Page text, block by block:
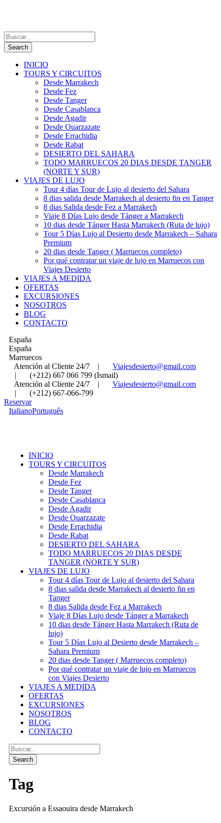
INICIO
TOURS Y CIRCUITOS
Desde Marrakech
Desde Fez
Desde Tanger
Desde Casablanca
Desde Agadir
Desde Ouarzazate
Desde Errachidia
Desde Rabat
DESIERTO DEL SAHARA
TODO MARRUECOS 20 DIAS DESDE TANGER
(NORTE Y SUR)
VIAJES DE LUJO
Tour 4 días Tour de Lujo al desierto del Sahara
8 dias salida desde Marrakech al desierto fin en Tanger
8 dias Salida desde Fez a Marrakech
Viaje 8 Días Lujo desde Tánger a Marrakech
10 dias desde Tánger Hasta Marrakech (Ruta de lujo)
Tour 5 Días Lujo al Desierto desde Marrakech – Sahara
Premium
20 dias desde Tanger ( Marruecos completo)
Por qué contratar un viaje de lujo en Marruecos con
Viajes Desierto
VIAJES A MEDIDA
OFERTAS
EXCURSIONES
NOSOTROS
BLOG
CONTACTO
España
España
Marruecos
Atención al Cliente 24/7
|
Viajesdesierto@gmail.com
|
(+212) 667 066 799 (Ismail)
Atención al Cliente 24/7
|
Viajesdesierto@gmail.com
|
(+212) 667-066-799
Reservar
ItalianoPortuguês
INICIO
TOURS Y CIRCUITOS
Desde Marrakech
Desde Fez
Desde Tanger
Desde Casablanca
Desde Agadir
Desde Ouarzazate
Desde Errachidia
Desde Rabat
DESIERTO DEL SAHARA
TODO MARRUECOS 20 DIAS DESDE
TANGER (NORTE Y SUR)
VIAJES DE LUJO
Tour 4 días Tour de Lujo al desierto del Sahara
8 dias salida desde Marrakech al desierto fin en
Tanger
8 dias Salida desde Fez a Marrakech
Viaje 8 Días Lujo desde Tánger a Marrakech
10 dias desde Tánger Hasta Marrakech (Ruta de
lujo)
Tour 5 Días Lujo al Desierto desde Marrakech –
Sahara Premium
20 dias desde Tanger ( Marruecos completo)
Por qué contratar un viaje de lujo en Marruecos
con Viajes Desierto
VIAJES A MEDIDA
OFERTAS
EXCURSIONES
NOSOTROS
BLOG
CONTACTO
Tag
Excursión a Essaouira desde Marrakech